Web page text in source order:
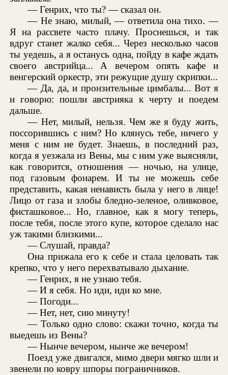
— Генрих, что ты? — сказал он.
— Не знаю, милый, — ответила она тихо. —
Я на рассвете часто плачу. Проснешься, и так
вдруг станет жалко себя... Через несколько часов
ты уедешь, а я останусь одна, пойду в кафе ждать
своего австрийца... А вечером опять кафе и
венгерский оркестр, эти режущие душу скрипки...
— Да, да, и пронзительные цимбалы... Вот я
и говорю: пошли австрияка к черту и поедем
дальше.
— Нет, милый, нельзя. Чем же я буду жить,
поссорившись с ним? Но клянусь тебе, ничего у
меня с ним не будет. Знаешь, в последний раз,
когда я уезжала из Вены, мы с ним уже выясняли,
как говорится, отношения — ночью, на улице,
под газовым фонарем. И ты не можешь себе
представить, какая ненависть была у него в лице!
Лицо от газа и злобы бледно-зеленое, оливковое,
фисташковое... Но, главное, как я могу теперь,
после тебя, после этого купе, которое сделало нас
уж такими близкими...
— Слушай, правда?
Она прижала его к себе и стала целовать так
крепко, что у него перехватывало дыхание.
— Генрих, я не узнаю тебя.
— И я себя. Но иди, иди ко мне.
— Погоди...
— Нет, нет, сию минуту!
— Только одно слово: скажи точно, когда ты
выедешь из Вены?
— Нынче вечером, нынче же вечером!
Поезд уже двигался, мимо двери мягко шли и
звенели по ковру шпоры пограничников.